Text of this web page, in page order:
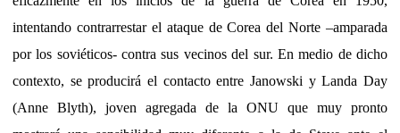
intentando contrarrestar el ataque de Corea del Norte –amparada
por los soviéticos- contra sus vecinos del sur. En medio de dicho
contexto, se producirá el contacto entre Janowski y Landa Day
(Anne Blyth), joven agregada de la ONU que muy pronto